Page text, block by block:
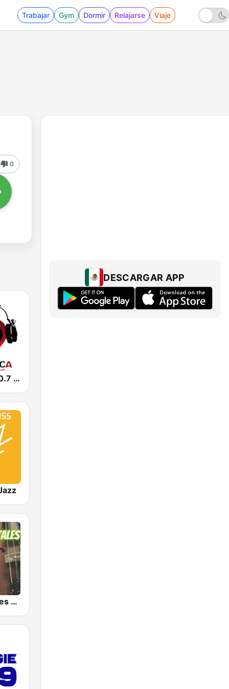
Trabajar Gym Dormir Relajarse Viaje
0
Romántica 90.7 FM
Instrumentales de Oro Radio
DESCARGAR APP